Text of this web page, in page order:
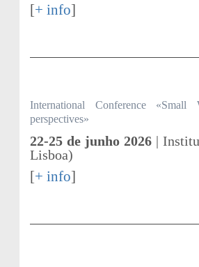
[+ info]
International Conference
perspectives»
22-25 de junho 2026|
Lisboa)
[+ info]